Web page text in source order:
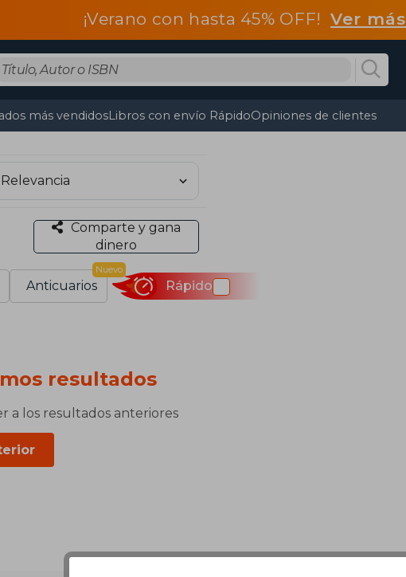
¡Verano con hasta 45% OFF!Ver más
más vendidosLibros con envío RápidoOpiniones de clientes
Comparte y gana
dinero
Anticuarios
Nuevo
Rápido
resultados
a los resultados anteriores